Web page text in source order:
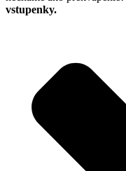
vstupenky.